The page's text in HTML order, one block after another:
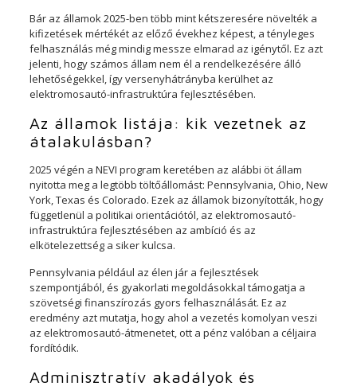
Bár az államok 2025-ben több mint kétszeresére növelték a
kifizetések mértékét az előző évekhez képest, a tényleges
felhasználás még mindig messze elmarad az igénytől. Ez azt
jelenti, hogy számos állam nem él a rendelkezésére álló
lehetőségekkel, így versenyhátrányba kerülhet az
elektromosautó-infrastruktúra fejlesztésében.
Az államok listája: kik vezetnek az
átalakulásban?
2025 végén a NEVI program keretében az alábbi öt állam
nyitotta meg a legtöbb töltőállomást: Pennsylvania, Ohio, New
York, Texas és Colorado. Ezek az államok bizonyították, hogy
függetlenül a politikai orientációtól, az elektromosautó-
infrastruktúra fejlesztésében az ambíció és az
elkötelezettség a siker kulcsa.
Pennsylvania például az élen jár a fejlesztések
szempontjából, és gyakorlati megoldásokkal támogatja a
szövetségi finanszírozás gyors felhasználását. Ez az
eredmény azt mutatja, hogy ahol a vezetés komolyan veszi
az elektromosautó-átmenetet, ott a pénz valóban a céljaira
fordítódik.
Adminisztratív akadályok és